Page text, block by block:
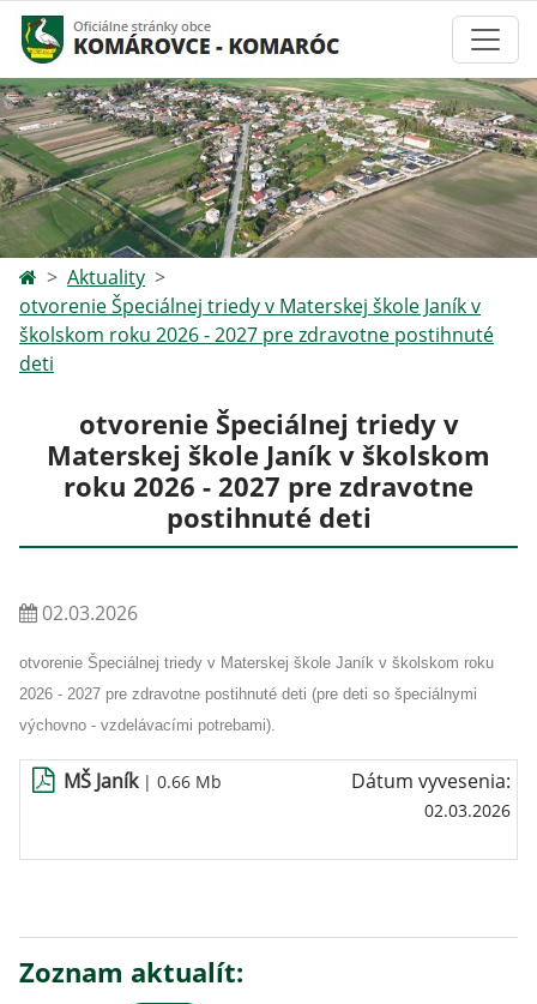
Aktuality
otvorenie Špeciálnej triedy v Materskej škole Janík v
školskom roku 2026 - 2027 pre zdravotne postihnuté
deti
otvorenie Špeciálnej triedy v
Materskej škole Janík v školskom
roku 2026 - 2027 pre zdravotne
postihnuté deti
02.03.2026
otvorenie Špeciálnej triedy v Materskej škole Janík v školskom roku
2026 - 2027 pre zdravotne postihnuté deti (pre deti so špeciálnymi
výchovno - vzdelávacími potrebami).
MŠ Janík| 0.66 Mb Dátum vyvesenia:
02.03.2026
Zoznam aktualít: